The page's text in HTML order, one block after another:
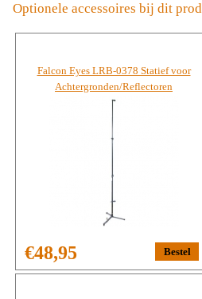
Optionele accessoires bij dit
Falcon Eyes LRB-0378 Statief voor
Achtergronden/Reflectoren
€48,95